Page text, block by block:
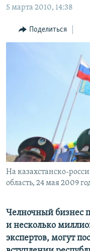
Вернутся
поиску
КЫРГЫЗЧА
ЎЗБЕКЧА
5 марта 2010, 14:38
Поделиться
На казахстанско-
область, 24 мая 2009
Челночный бизнес
и несколько
экспертов, могут